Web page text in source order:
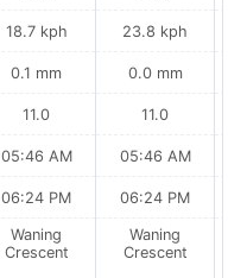
18.7 kph
0.1 mm
11.0
05:46 AM
06:24 PM
Waning
Crescent
23.8 kph
0.0 mm
11.0
05:46 AM
06:24 PM
Waning
Crescent